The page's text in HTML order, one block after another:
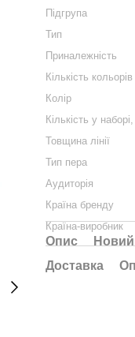
Підгрупа
Тип
Приналежність
Кількість кольорів
Колір
Кількість у
Товщина лінії
Тип пера
Аудиторія
Країна бренду
Країна-виробник
Опис
Новий
Доставка